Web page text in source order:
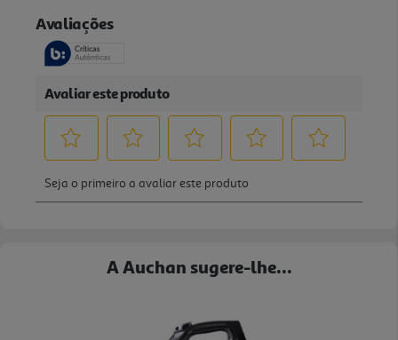
A Auchan sugere-lhe...